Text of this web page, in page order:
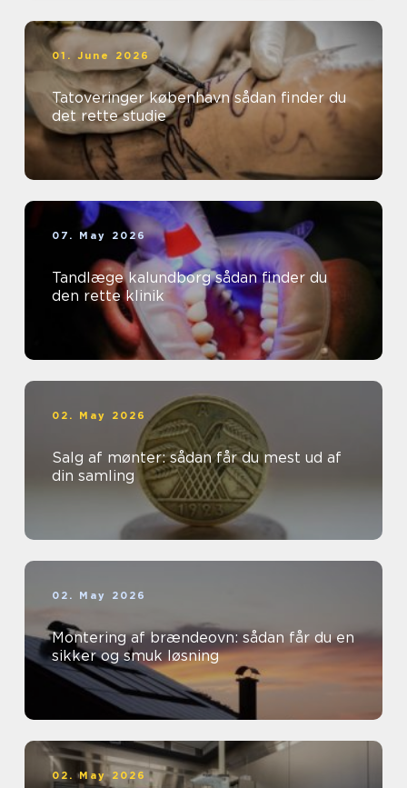
01. June 2026
Tatoveringer københavn sådan finder du
det rette studie
07. May 2026
Tandlæge kalundborg sådan finder du
den rette klinik
02. May 2026
Salg af mønter: sådan får du mest ud af
din samling
02. May 2026
Montering af brændeovn: sådan får du en
sikker og smuk løsning
02. May 2026